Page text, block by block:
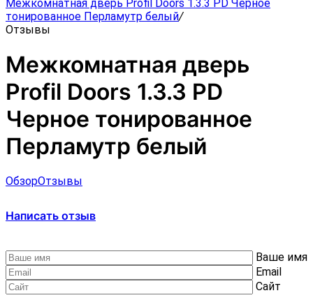
Межкомнатная дверь Profil Doors 1.3.3 PD Черное
тонированное Перламутр белый/
Отзывы
Межкомнатная дверь
Profil Doors 1.3.3 PD
Черное тонированное
Перламутр белый
ОбзорОтзывы
Написать отзыв
Ваше имя
Email
Сайт